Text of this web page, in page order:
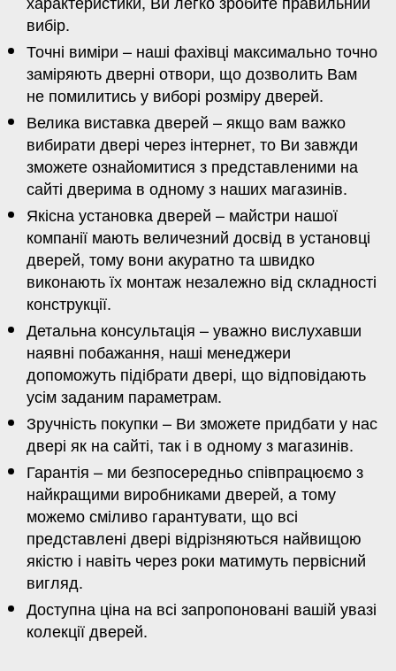
вибір.
Точні виміри – наші фахівці максимально точно
заміряють дверні отвори, що дозволить Вам
не помилитись у виборі розміру дверей.
Велика виставка дверей – якщо вам важко
вибирати двері через інтернет, то Ви завжди
зможете ознайомитися з представленими на
сайті дверима в одному з наших магазинів.
Якісна установка дверей – майстри нашої
компанії мають величезний досвід в установці
дверей, тому вони акуратно та швидко
виконають їх монтаж незалежно від складності
конструкції.
Детальна консультація – уважно вислухавши
наявні побажання, наші менеджери
допоможуть підібрати двері, що відповідають
усім заданим параметрам.
Зручність покупки – Ви зможете придбати у нас
двері як на сайті, так і в одному з магазинів.
Гарантія – ми безпосередньо співпрацюємо з
найкращими виробниками дверей, а тому
можемо сміливо гарантувати, що всі
представлені двері відрізняються найвищою
якістю і навіть через роки матимуть первісний
вигляд.
Доступна ціна на всі запропоновані вашій увазі
колекції дверей.